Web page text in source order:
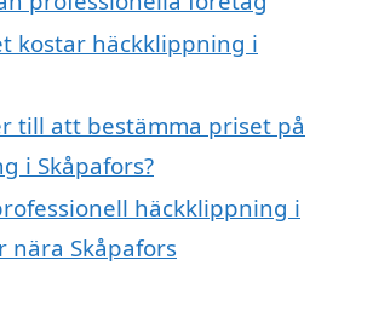
kostar häckklippning i
till att bestämma priset på
i Skåpafors?
häckklippning i
nära Skåpafors